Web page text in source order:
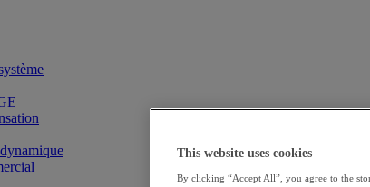
This website uses cookies
By clicking “Accept All”, you agree to the